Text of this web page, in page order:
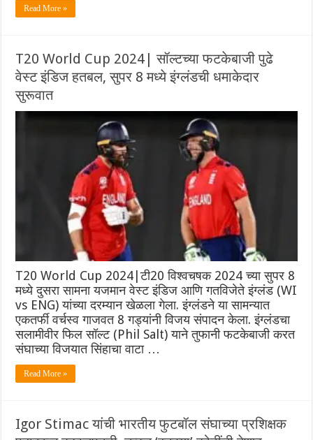
Read More »
T20 World Cup 2024| सॉल्टच्या फटकेबाजी पुढे
वेस्ट इंडिज हतबल, सुपर 8 मध्ये इंग्लंडची धमाकेदार
सुरूवात
T20 World Cup 2024|टी20 विश्वचषक 2024 च्या सुपर 8
मध्ये दुसरा सामना यजमान वेस्ट इंडिज आणि गतविजेते इंग्लंड (WI
vs ENG) यांच्या दरम्यान खेळला गेला. इंग्लंडने या सामन्यात
एकतर्फी वर्चस्व गाजवत 8 गड्यांनी विजय संपादन केला. इंग्लंडचा
सलामीवीर फिल सॉल्ट (Phil Salt) याने तुफानी फटकेबाजी करत
संघाच्या विजयात सिंहाचा वाटा …
Read More »
Igor Stimac यांची भारतीय फुटबॉल संघाच्या प्रशिक्षक